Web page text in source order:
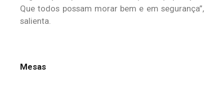
Que todos possam morar bem e em segurança”,
salienta.
Mesas